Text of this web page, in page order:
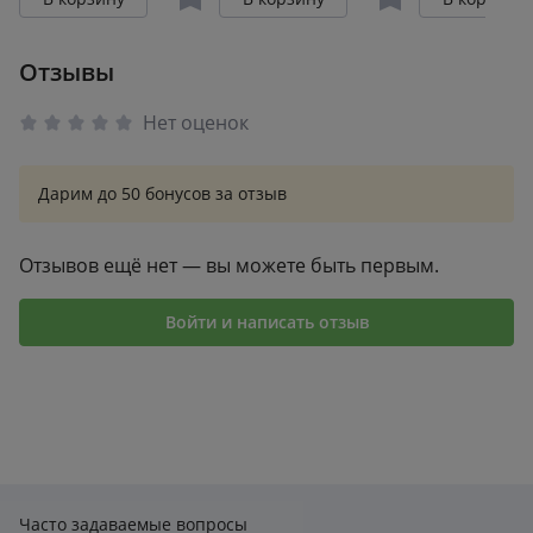
Секс в СССР
Отзывы
Нет оценок
Дарим до 50 бонусов за отзыв
Отзывов ещё нет — вы можете быть первым.
Войти и написать отзыв
Часто задаваемые вопросы